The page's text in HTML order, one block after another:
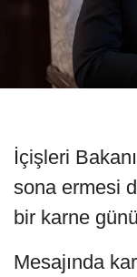
İçişleri
sona ermesi
bir karne
Mesajında